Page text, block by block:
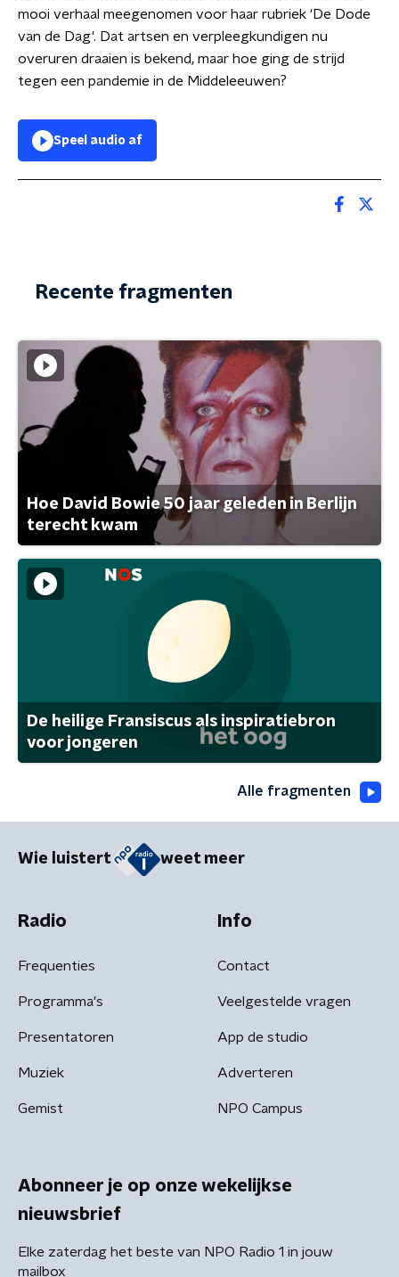
mooi verhaal meegenomen voor haar rubriek 'De Dode
van de Dag'. Dat artsen en verpleegkundigen nu
overuren draaien is bekend, maar hoe ging de strijd
tegen een pandemie in de Middeleeuwen?
Speel audio af
Recente fragmenten
Hoe David Bowie 50 jaar geleden in Berlijn
terecht kwam
De heilige Fransiscus als inspiratiebron
voor jongeren
Alle fragmenten
Wie luistert weet meer
Radio
Frequenties
Programma's
Presentatoren
Muziek
Gemist
Info
Contact
Veelgestelde vragen
App de studio
Adverteren
NPO Campus
Abonneer je op onze wekelijkse
nieuwsbrief
Elke zaterdag het beste van NPO Radio 1 in jouw
mailbox